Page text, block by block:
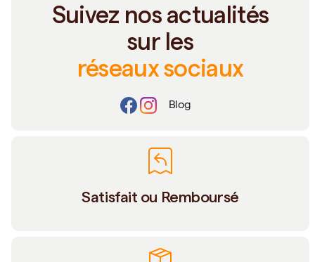
Suivez nos actualités
sur les
réseaux sociaux
Blog
Satisfait ou Remboursé